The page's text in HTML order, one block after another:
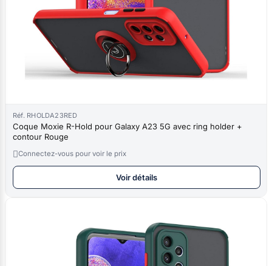
Réf. RHOLDA23RED
Coque Moxie R-Hold pour Galaxy A23 5G avec ring holder +
contour Rouge
Connectez-vous pour voir le prix
Voir détails